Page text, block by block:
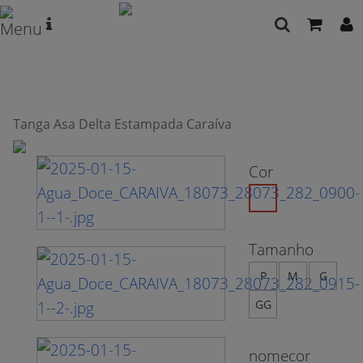
Tanga Asa Delta Estampada Caraíva
Cor
Tamanho
P M
G
GG
nomecor